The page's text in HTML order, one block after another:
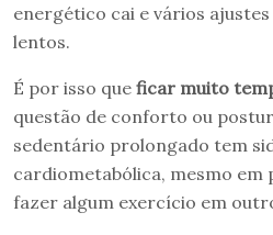
energético cai e vários
lentos.
É por isso que ficar muito
questão de conforto ou
sedentário prolongado tem
cardiometabólica, mesmo em
fazer algum exercício em